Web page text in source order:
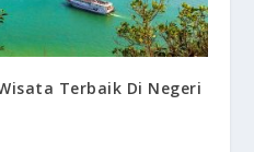
Terbaik Di Negeri